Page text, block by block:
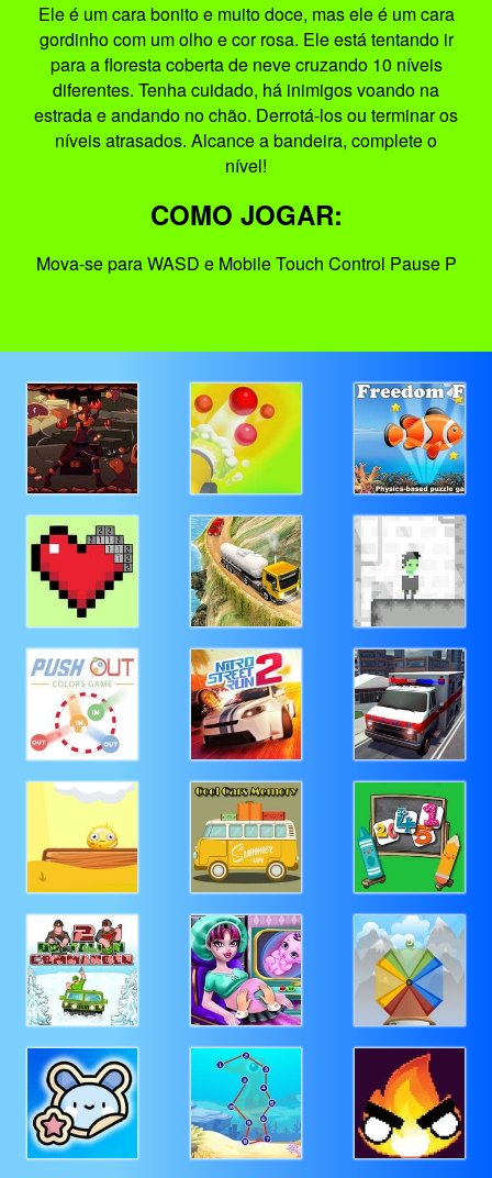
Ele é um cara bonito e muito doce, mas ele é um cara
gordinho com um olho e cor rosa. Ele está tentando ir
para a floresta coberta de neve cruzando 10 níveis
diferentes. Tenha cuidado, há inimigos voando na
estrada e andando no chão. Derrotá-los ou terminar os
níveis atrasados. Alcance a bandeira, complete o
nível!
COMO JOGAR:
Mova-se para WASD e Mobile Touch Control Pause P